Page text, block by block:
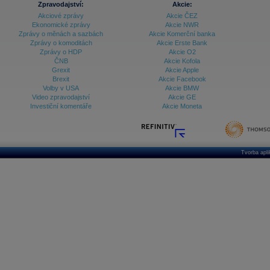
Archiv - Treasury alerty
Archiv - Vývoj české koruny
Archiv analýz - Makroukazatele
Ceny průmyslových výrobců - Data a prognózy
Ceny průmyslových výrobců - Graf (ČR)
Databanka - Akcie
Zpravodajství:
Akciové zprávy
Ekonomické zprávy
Zprávy o měnách a sazbách
Zprávy o komoditách
Zprávy o HDP
ČNB
Grexit
Brexit
Volby v USA
Video zpravodajství
Investiční komentáře
Akcie:
Akcie ČEZ
Akcie NWR
Akcie Komerční banka
Akcie Erste Bank
Akcie O2
Akcie Kofola
Akcie Apple
Akcie Facebook
Akcie BMW
Akcie GE
Akcie Moneta
Tvorba